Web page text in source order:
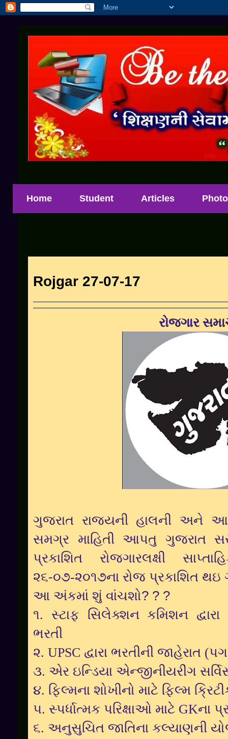
Home Student Articles
Rojgar 27-07-17
રોજગાર
ગુજરાત રાજ્યની હાલની અને
સમગ્ર માહિતી આપતુ ગુજરાત
પ્રકાશિત રોજગારલક્ષી
૨૬-૦૭-૨૦૧૭ના રોજ પ્રકાશિત
આ અંકમાં શું વાંચશો? ? ?
૧. સ્ટાફ સિલેક્શન કમિશન
ભરતી
૨. UPSC દ્વારા ભરતીની જાહેરાત
૩. એર ઇન્ડિયા એન્જીનીયરીંગ સર્વિસ
૪. ફિલ્મના શોખીનો માટે ફિલ્મ
૫. સ્પર્ધાત્મક પરિક્ષાઓ માટે GKના
૬. અનુસુચિત જાતિના કલ્યાણની